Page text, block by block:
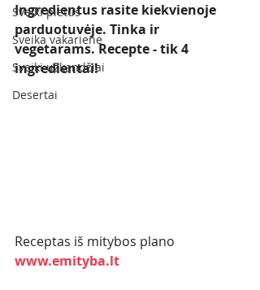
Sveiki pietūs
Sveika vakarienė
Sveiki užkandžiai
Desertai
Ingredientus rasite kiekvienoje
parduotuvėje. Tinka ir
vegetarams. Recepte - tik 4
ingredientai!
Receptas iš mitybos plano
www.emityba.lt